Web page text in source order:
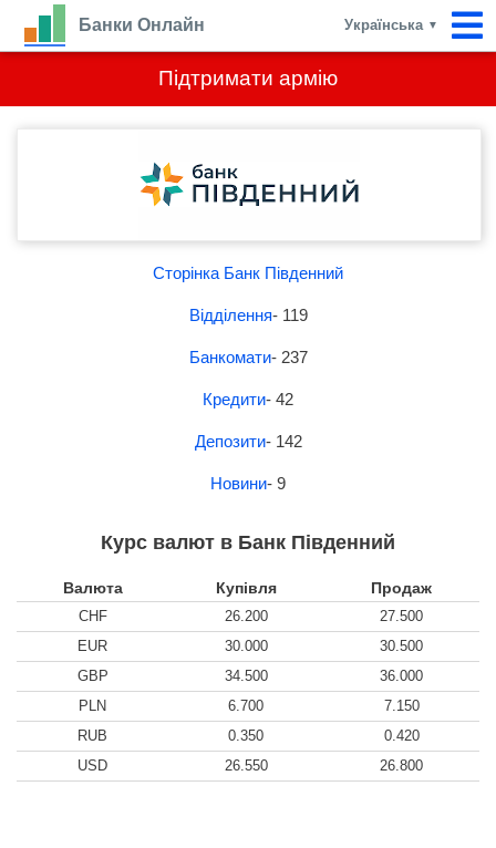
Підтримати армію
Банки Онлайн Українська ▼
Сторінка Банк Південний
Відділення- 119
Банкомати- 237
Кредити- 42
Депозити- 142
Новини- 9
Курс валют в Банк Південний
Валюта Купівля Продаж
CHF 26.200
27.500
EUR
30.000
30.500
GBP
34.500
36.000
PLN
6.700
7.150
RUB
0.350
0.420
USD
26.550 26.800